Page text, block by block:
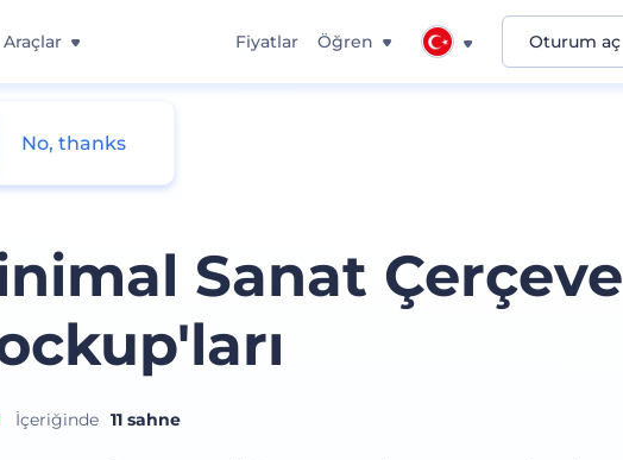
Araçlar Fiyatlar Öğren Oturum aç
Sanat Çerçeve
İçeriğinde 11 sahne
No, thanks